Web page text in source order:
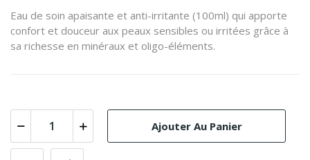
Eau de soin apaisante et anti-irritante (100ml) qui apporte
confort et douceur aux peaux sensibles ou irritées grâce à
sa richesse en minéraux et oligo-éléments.
Ajouter Au Panier